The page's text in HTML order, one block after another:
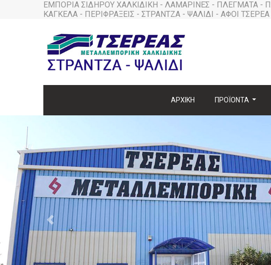
ΕΜΠΟΡΙΑ ΣΙΔΗΡΟΥ ΧΑΛΚΙΔΙΚΗ - ΛΑΜΑΡΙΝΕΣ - ΠΛΕΓΜΑΤΑ -
ΚΑΓΚΕΛΑ - ΠΕΡΙΦΡΑΞΕΙΣ - ΣΤΡΑΝΤΖΑ - ΨΑΛΙΔΙ - ΑΦΟΙ
ΑΡΧΙΚΗ ΠΡΟΪΟΝΤΑ
Previous